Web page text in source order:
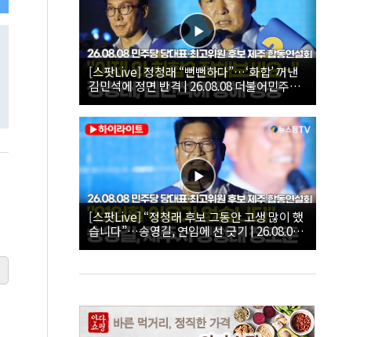
[스팟Live] 정청래 “뻔뻔하다”…‘화합’ 꺼낸
김민석에 정면 반격 | 26.08.08 더불어민주당
당대표·최고위원 후보 제주 합동연설회
[스팟Live] “정청래 후보 그동안 고생 많이 했
습니다”…송영길, 연임에 선 긋기 | 26.08.08
더불어민주당 당대표·최고위원 후보 제주 합